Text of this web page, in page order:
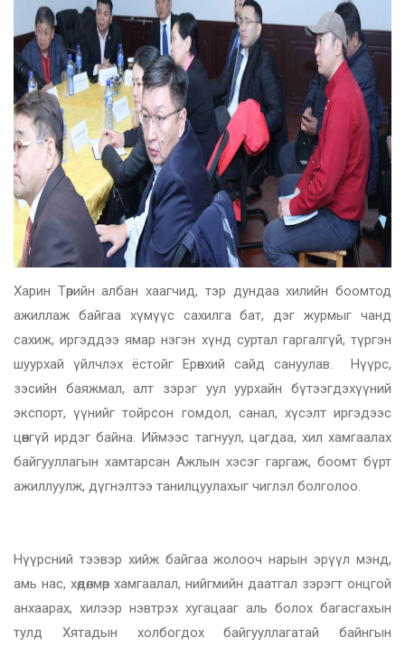
Харин Төрийн албан хаагчид, тэр дундаа хилийн боомтод
ажиллаж байгаа хүмүүс сахилга бат, дэг журмыг чанд
сахиж, иргэддээ ямар нэгэн хүнд суртал гаргалгүй, түргэн
шуурхай үйлчлэх ёстойг Ерөнхий сайд сануулав. Нүүрс,
зэсийн баяжмал, алт зэрэг уул уурхайн бүтээгдэхүүний
экспорт, үүнийг тойрсон гомдол, санал, хүсэлт иргэдээс
цөөнгүй ирдэг байна. Иймээс тагнуул, цагдаа, хил хамгаалах
байгууллагын хамтарсан Ажлын хэсэг гаргаж, боомт бүрт
ажиллуулж, дүгнэлтээ танилцуулахыг чиглэл болголоо.
Нүүрсний тээвэр хийж байгаа жолооч нарын эрүүл мэнд,
амь нас, хөдөлмөр хамгаалал, нийгмийн даатгал зэрэгт онцгой
анхаарах, хилээр нэвтрэх хугацааг аль болох багасгахын
тулд Хятадын холбогдох байгууллагатай байнгын